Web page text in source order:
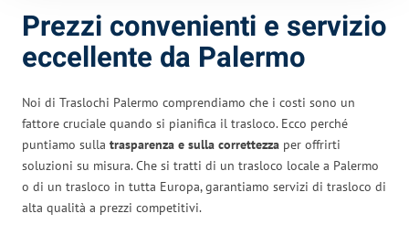
Prezzi convenienti e servizio
eccellente da Palermo
Noi di Traslochi Palermo comprendiamo che i costi sono un
fattore cruciale quando si pianifica il trasloco. Ecco perché
puntiamo sulla trasparenza e sulla correttezza per offrirti
soluzioni su misura. Che si tratti di un trasloco locale a Palermo
o di un trasloco in tutta Europa, garantiamo servizi di trasloco di
alta qualità a prezzi competitivi.